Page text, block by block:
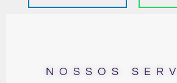
NOSSOS